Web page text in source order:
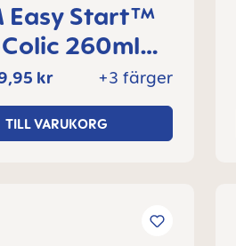
Easy Start™
260ml
2+
1 del
+3 färger
kr
TILL VARUKORG